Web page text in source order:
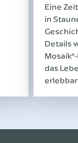
Eine
in
Details
das